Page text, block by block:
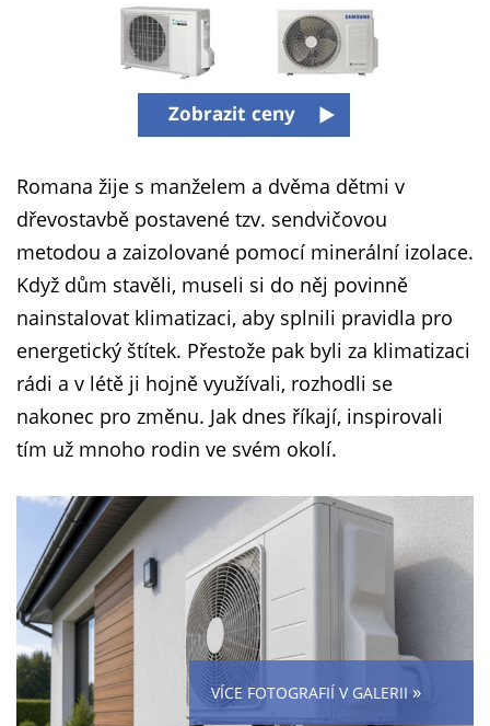
Romana žije s manželem a dvěma dětmi v
dřevostavbě postavené tzv. sendvičovou
metodou a zaizolované pomocí minerální izolace.
Když dům stavěli, museli si do něj povinně
nainstalovat klimatizaci, aby splnili pravidla pro
energetický štítek. Přestože pak byli za klimatizaci
rádi a v létě ji hojně využívali, rozhodli se
nakonec pro změnu. Jak dnes říkají, inspirovali
tím už mnoho rodin ve svém okolí.
VÍCE FOTOGRAFIÍ V GALERII »